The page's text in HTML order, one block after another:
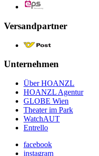
Versandpartner
Unternehmen
Über HOANZL
HOANZL Agentur
GLOBE Wien
Theater im Park
WatchAUT
Entrello
facebook
instagram